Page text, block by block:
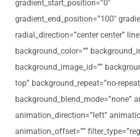
gradient_start_position=”0″
gradient_end_position=”100″
radial_direction=”center center”
background_color=””
background_image_id=””
top” background_repeat=”no-
background_blend_mode=”none”
animation_direction=”left”
animation_offset=””